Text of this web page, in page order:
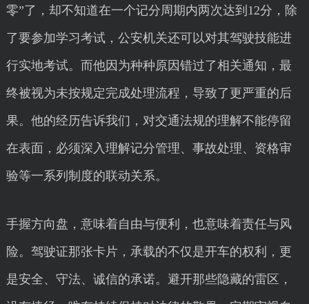
零”了，却不知道在一个记分周期内两次达到12分，除
了要参加学习考试，公安机关还可以对其驾驶技能进
行实地考试。而他因为种种原因错过了相关通知，最
终被视为未按规定完成处理流程，导致了更严重的后
果。他的经历告诉我们，对交通法规的理解不能停留
在表面，必须深入理解记分管理、事故处理、资格审
验等一系列制度的联动关系。
手握方向盘，意味着自由与便利，也意味着责任与风
险。驾驶证那张卡片，承载的不仅是开车的权利，更
是安全、守法、诚信的承诺。避开那些隐藏的雷区，